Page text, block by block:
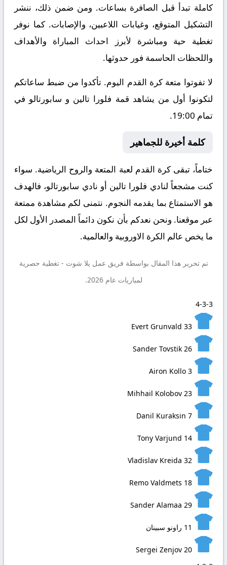
كاملة تبدأ قبل الصافرة بساعات. ومن ضمن ذلك، ننشر
التشكيل المتوقع، وغيابات اللاعبين، والإصابات. كما نوفر
تغطية حية ومباشرة لأبرز احداث المباراة والأهداف
واللحظات الحاسمة فور حدوثها.
لا تفوتوا متعة كرة القدم اليوم. تأكدوا من ضبط ساعاتكم
لتكونوا أول من يشاهد قمة فلورا تالين و سابورتالو في
تمام 19:00.
كلمة أخيرة للجماهير
ختاماً، تبقى كرة القدم لعبة المتعة والروح الرياضية. سواء
كنت مشجعاً لنادي فلورا تالين أو نادي سابورتالو، فالهدف
هو الاستمتاع بما يقدمه النجوم. نتمنى لكم مشاهدة ممتعة
عبر موقعنا. ونحن نعدكم بأن نكون دائماً المصدر الأول لكل
ما يخص عالم الكرة الاوروبية والعالمية.
تم تحرير هذا المقال بواسطة فريق عمل يلا شوت - تغطية حصرية
لمباريات عام 2026.
4-3-3
33
Evert Grunvald
26
Sander Tovstik
3
Airon Kollo
23
Mihhail Kolobov
7
Danil Kuraksin
14
Tony Varjund
32
Vladislav Kreida
18
Remo Valdmets
29
Sander Alamaa
11 راونو سبينان
20
Sergei Zenjov